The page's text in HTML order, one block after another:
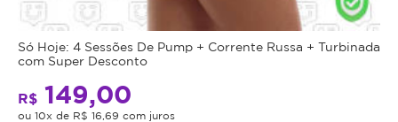
Só Hoje: 4 Sessões De Pump + Corrente Russa + Turbinada
com Super Desconto
R$ 149,00
ou 10x de R$ 16,69 com juros